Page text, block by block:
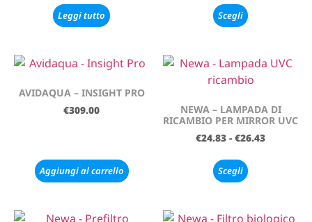
Leggi tutto Scegli
AVIDAQUA – INSIGHT PRO
€309.00
Aggiungi al carrello
NEWA – LAMPADA DI
RICAMBIO PER MIRROR UVC
€24.83 - €26.43
Scegli